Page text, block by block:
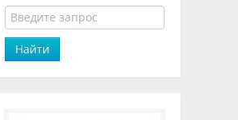
Найти